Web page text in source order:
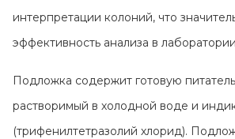
интерпретации колоний, что
эффективность анализа в
Подложка содержит готовую
растворимый в холодной воде и
(трифенилтетразолий хлорид).